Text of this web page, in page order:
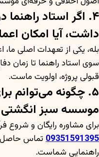
۴. اگر استاد
داشت، آیا امکان
بله، یکی از تعهدات اصلی
سوی استاد راهنما تا زمان
قبولی پروژه، اولویت ماست.
۵. چگونه می‌توانم
موسسه سبز
برای مشاوره رایگان و شروع
09351591395تماس حاصل
راهنمایی شماست.